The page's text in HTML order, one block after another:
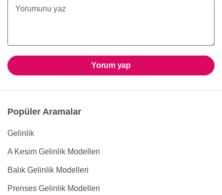
Yorum yap
Popüler Aramalar
Gelinlik
A Kesim Gelinlik Modelleri
Balık Gelinlik Modelleri
Prenses Gelinlik Modelleri